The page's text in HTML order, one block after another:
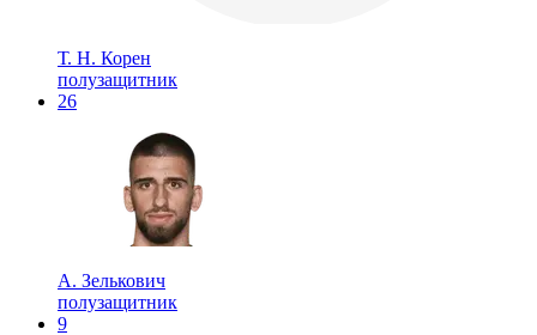
Т. Н. Корен
полузащитник
26
А. Зелькович
полузащитник
9